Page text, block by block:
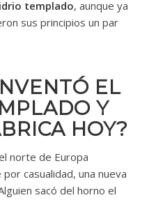
templado, aunque ya
sus principios un par
EL
Y
HOY?
norte de Europa
casualidad, una nueva
sacó del horno el